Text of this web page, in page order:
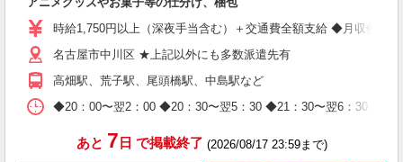
時給1,750円以上（深夜手当含む）＋交通費全額支給 ◆月収例
名古屋市中川区 ★上記以外にも多数派遣先有
高畑駅、荒子駅、尾頭橋駅、中島駅など
◆20：00〜翌2：00 ◆20：30〜翌5：30 ◆21：30〜翌6：30 ◆22
あと 7 日 で掲載終了 (2026/08/17 23:59まで)